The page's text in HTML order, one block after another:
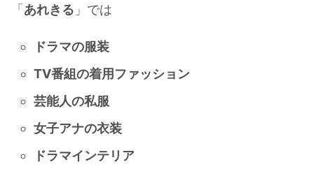
「あれきる 」では
ドラマの服装
TV番組の着用ファッション
芸能人の私服
女子アナの衣装
ドラマインテリア